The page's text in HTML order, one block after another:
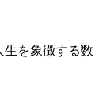
を象徴する数